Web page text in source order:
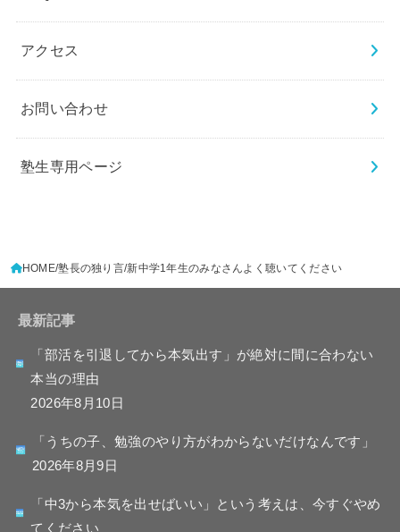
アクセス
お問い合わせ
塾生専用ページ
HOME 塾長の独り言 新中学1年生のみなさんよく聴いてください
最新記事
「部活を引退してから本気出す」が絶対に間に合わない
本当の理由
2026年8月10日
「うちの子、勉強のやり方がわからないだけなんです」
2026年8月9日
「中3から本気を出せばいい」という考えは、今すぐやめ
てください